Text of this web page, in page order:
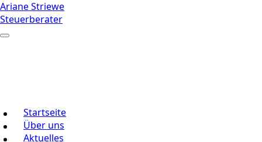
Ariane Striewe
Steuerberater
Startseite
Über uns
Aktuelles